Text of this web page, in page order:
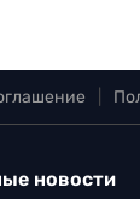
новости